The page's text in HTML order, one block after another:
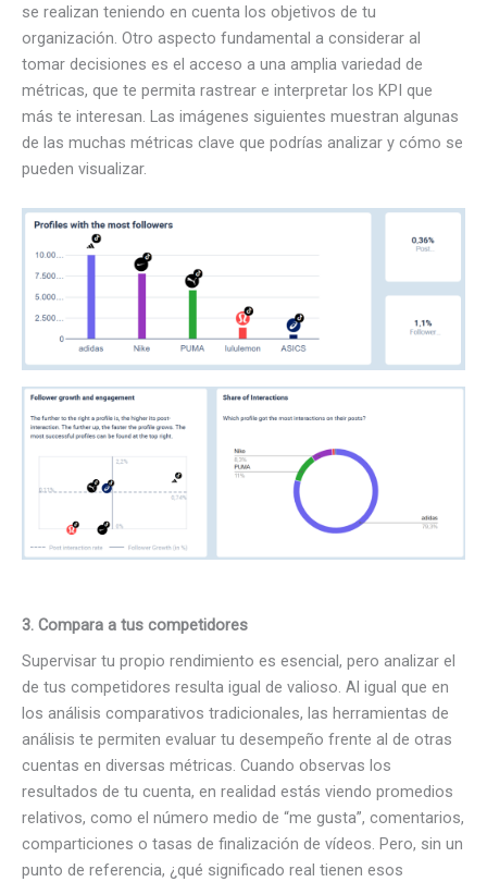
se realizan teniendo en cuenta los objetivos de tu
organización. Otro aspecto fundamental a considerar al
tomar decisiones es el acceso a una amplia variedad de
métricas, que te permita rastrear e interpretar los KPI que
más te interesan. Las imágenes siguientes muestran algunas
de las muchas métricas clave que podrías analizar y cómo se
pueden visualizar.
3. Compara a tus competidores
Supervisar tu propio rendimiento es esencial, pero analizar el
de tus competidores resulta igual de valioso. Al igual que en
los análisis comparativos tradicionales, las herramientas de
análisis te permiten evaluar tu desempeño frente al de otras
cuentas en diversas métricas. Cuando observas los
resultados de tu cuenta, en realidad estás viendo promedios
relativos, como el número medio de “me gusta”, comentarios,
comparticiones o tasas de finalización de vídeos. Pero, sin un
punto de referencia, ¿qué significado real tienen esos